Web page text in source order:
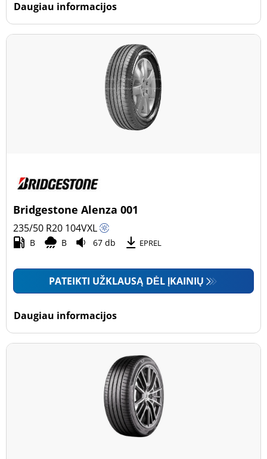
Daugiau informacijos
Bridgestone Alenza 001
235/50 R20 104VXL
B B 67 db EPREL
PATEIKTI UŽKLAUSĄ DĖL ĮKAINIŲ
Daugiau informacijos